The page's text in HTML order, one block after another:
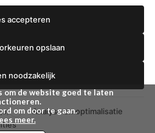
om de website goed te laten
om door te gaan.
meer.
accepteren
opslaan
noodzakelijk
Analyse en optimalisatie
wil korting